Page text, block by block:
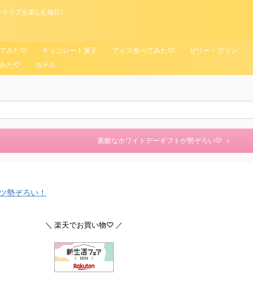
リアを楽しむ毎日♪
みた♡ チョコレート菓子 アイス食べてみた♡ ゼリー・プリン
た♡ ホテル
素敵なホワイトデーギフトが勢ぞろい♡
勢ぞろい！
＼ 楽天でお買い物♡ ／